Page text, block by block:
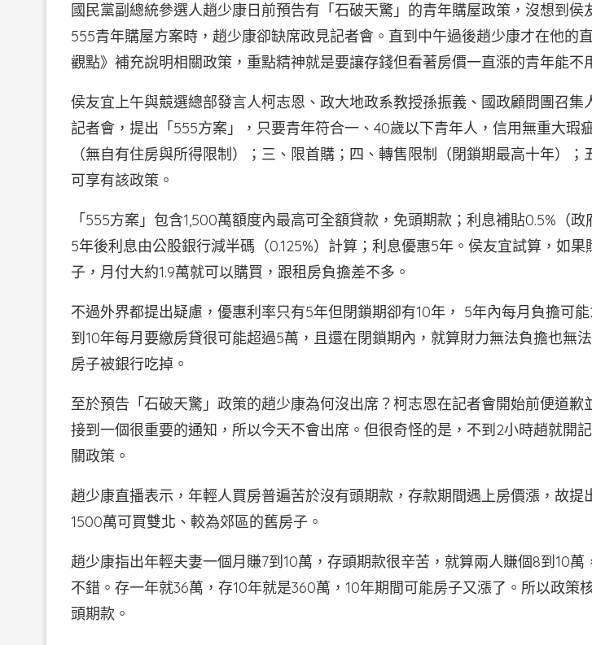
國民黨副總統參選人趙少康日前預告有「石破天驚」的青年購屋政策，沒想到侯
555青年購屋方案時，趙少康卻缺席政見記者會。直到中午過後趙少康才在他的
觀點》補充說明相關政策，重點精神就是要讓存錢但看著房價一直漲的青年能不
侯友宜上午與競選總部發言人柯志恩、政大地政系教授孫振義、國政顧問團召集
記者會，提出「555方案」，只要青年符合一、40歲以下青年人，信用無重大瑕
（無自有住房與所得限制）；三、限首購；四、轉售限制（閉鎖期最高十年）；
可享有該政策。
「555方案」包含1,500萬額度內最高可全額貸款，免頭期款；利息補貼0.5%（政
5年後利息由公股銀行減半碼（0.125%）計算；利息優惠5年。侯友宜試算，如果
子，月付大約1.9萬就可以購買，跟租房負擔差不多。
不過外界都提出疑慮，優惠利率只有5年但閉鎖期卻有10年， 5年內每月負擔可
到10年每月要繳房貸很可能超過5萬，且還在閉鎖期內，就算財力無法負擔也無
房子被銀行吃掉。
至於預告「石破天驚」政策的趙少康為何沒出席？柯志恩在記者會開始前便道歉
接到一個很重要的通知，所以今天不會出席。但很奇怪的是，不到2小時趙就開
關政策。
趙少康直播表示，年輕人買房普遍苦於沒有頭期款，存款期間遇上房價漲，故提
1500萬可買雙北、較為郊區的舊房子。
趙少康指出年輕夫妻一個月賺7到10萬，存頭期款很辛苦，就算兩人賺個8到10萬
不錯。存一年就36萬，存10年就是360萬，10年期間可能房子又漲了。所以政策
頭期款。